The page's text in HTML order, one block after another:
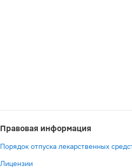
Правовая информация
Порядок отпуска лекарственных
Лицензии